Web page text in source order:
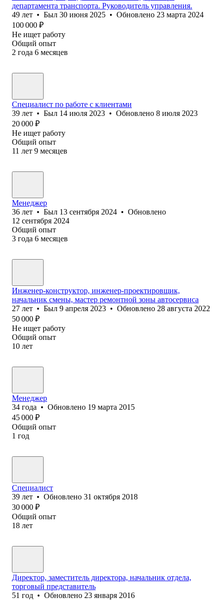
департамента транспорта. Руководитель управления.
49 лет • Был 30 июня 2025 • Обновлено 23 марта 2024
100 000 ₽
Не ищет работу
Общий опыт
2 года 6 месяцев
Специалист по работе с клиентами
39 лет • Был 14 июля 2023 • Обновлено 8 июля 2023
20 000 ₽
Не ищет работу
Общий опыт
11 лет 9 месяцев
Менеджер
36 лет • Был 13 сентября 2024 • Обновлено
12 сентября 2024
Общий опыт
3 года 6 месяцев
Инженер-конструктор, инженер-проектировщик,
начальник смены, мастер ремонтной зоны автосервиса
27 лет • Был 9 апреля 2023 • Обновлено 28 августа 2022
50 000 ₽
Не ищет работу
Общий опыт
10 лет
Менеджер
34 года • Обновлено 19 марта 2015
45 000 ₽
Общий опыт
1 год
Специалист
39 лет • Обновлено 31 октября 2018
30 000 ₽
Общий опыт
18 лет
Директор, заместитель директора, начальник отдела,
торговый представитель
51 год • Обновлено 23 января 2016